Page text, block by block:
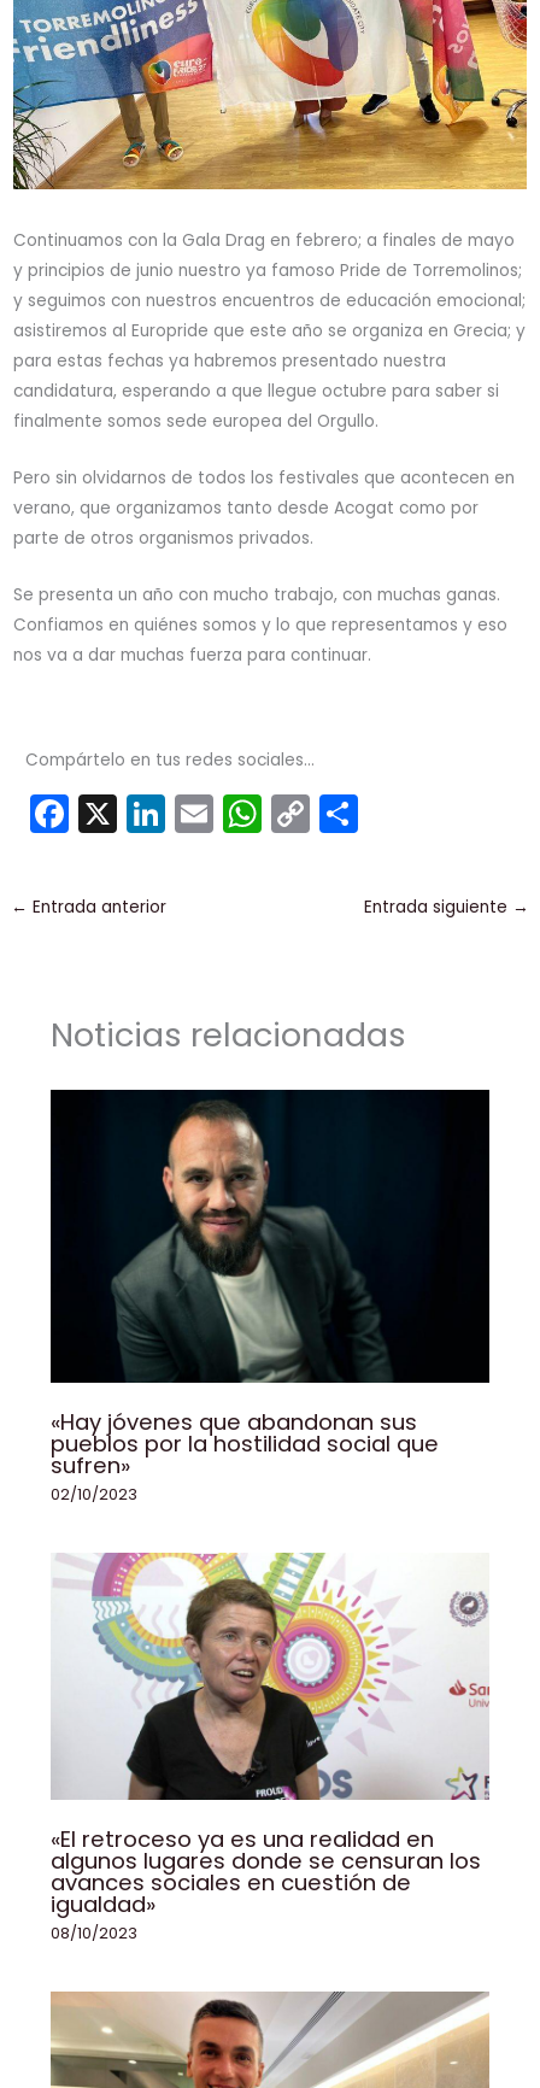
Continuamos con la Gala Drag en febrero; a finales de mayo
y principios de junio nuestro ya famoso Pride de Torremolinos;
y seguimos con nuestros encuentros de educación emocional;
asistiremos al Europride que este año se organiza en Grecia; y
para estas fechas ya habremos presentado nuestra
candidatura, esperando a que llegue octubre para saber si
finalmente somos sede europea del Orgullo.
Pero sin olvidarnos de todos los festivales que acontecen en
verano, que organizamos tanto desde Acogat como por
parte de otros organismos privados.
Se presenta un año con mucho trabajo, con muchas ganas.
Confiamos en quiénes somos y lo que representamos y eso
nos va a dar muchas fuerza para continuar.
Compártelo en tus redes sociales...
F
a
c
e
o
k
X Li
n
k
E
m
W
h
p
C
o
k
m
p
← Entrada anterior Entrada siguiente →
Noticias relacionadas
«Hay jóvenes que abandonan sus
pueblos por la hostilidad social que
sufren»
02/10/2023
«El retroceso ya es una realidad en
algunos lugares donde se censuran los
avances sociales en cuestión de
igualdad»
08/10/2023